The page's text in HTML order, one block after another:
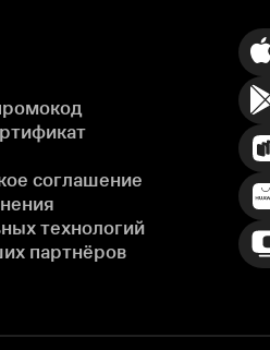
соглашение
технологий
партнёров